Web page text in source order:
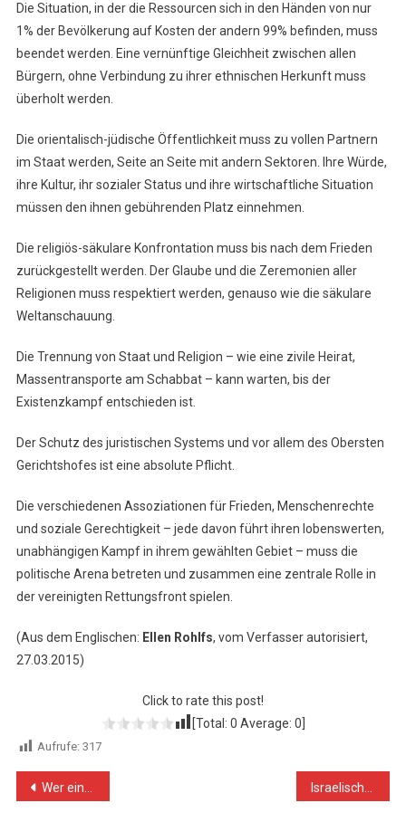
Die Situation, in der die Ressourcen sich in den Händen von nur
1% der Bevölkerung auf Kosten der andern 99% befinden, muss
beendet werden. Eine vernünftige Gleichheit zwischen allen
Bürgern, ohne Verbindung zu ihrer ethnischen Herkunft muss
überholt werden.
Die orientalisch-jüdische Öffentlichkeit muss zu vollen Partnern
im Staat werden, Seite an Seite mit andern Sektoren. Ihre Würde,
ihre Kultur, ihr sozialer Status und ihre wirtschaftliche Situation
müssen den ihnen gebührenden Platz einnehmen.
Die religiös-säkulare Konfrontation muss bis nach dem Frieden
zurückgestellt werden. Der Glaube und die Zeremonien aller
Religionen muss respektiert werden, genauso wie die säkulare
Weltanschauung.
Die Trennung von Staat und Religion – wie eine zivile Heirat,
Massentransporte am Schabbat – kann warten, bis der
Existenzkampf entschieden ist.
Der Schutz des juristischen Systems und vor allem des Obersten
Gerichtshofes ist eine absolute Pflicht.
Die verschiedenen Assoziationen für Frieden, Menschenrechte
und soziale Gerechtigkeit – jede davon führt ihren lobenswerten,
unabhängigen Kampf in ihrem gewählten Gebiet – muss die
politische Arena betreten und zusammen eine zentrale Rolle in
der vereinigten Rettungsfront spielen.
(Aus dem Englischen: Ellen Rohlfs, vom Verfasser autorisiert,
27.03.2015)
Click to rate this post!
[Total: 0 Average: 0
Aufrufe: 317
Beitragsnavigation
Wer einmal/immer lügt, dem glaubt man nicht! Israelisches Militär schießt scharf auf Kinder und Jugendliche